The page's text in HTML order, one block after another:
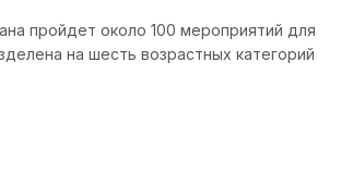
пройдет около 100 мероприятий для
на шесть возрастных категорий